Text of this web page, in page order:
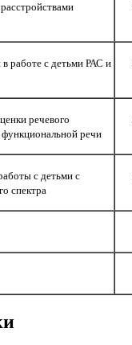
работе с детьми РАС и
речевого
речи
с детьми с
спектра